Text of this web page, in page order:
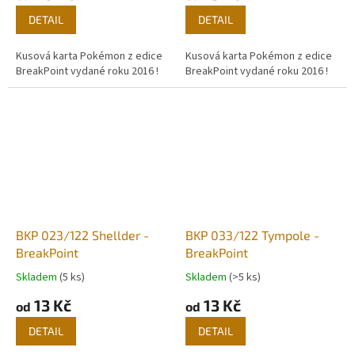
DETAIL
Kusová karta Pokémon z edice
BreakPoint vydané roku 2016 !
DETAIL
Kusová karta Pokémon z edice
BreakPoint vydané roku 2016 !
BKP 023/122 Shellder -
BreakPoint
Skladem (5 ks)
od 13 Kč
DETAIL
BKP 033/122 Tympole -
BreakPoint
Skladem (>5 ks)
od 13 Kč
DETAIL